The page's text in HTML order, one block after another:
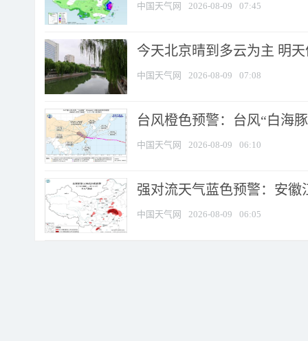
中国天气网 2026-08-09 07:45
今天北京晴到多云为主 明
中国天气网 2026-08-09 07:08
台风橙色预警：台风“白海
中国天气网 2026-08-09 06:10
强对流天气蓝色预警：安徽
中国天气网 2026-08-09 06:05